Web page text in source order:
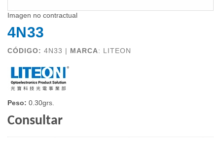
Imagen no contractual
4N33
CÓDIGO: 4N33 | MARCA: LITEON
Peso: 0.30grs.
Consultar